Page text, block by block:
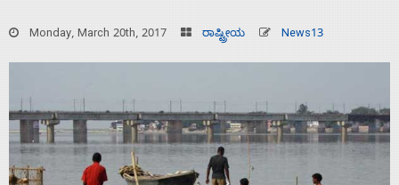
Monday, March 20th, 2017 ರಾಷ್ಟ್ರೀಯ News13